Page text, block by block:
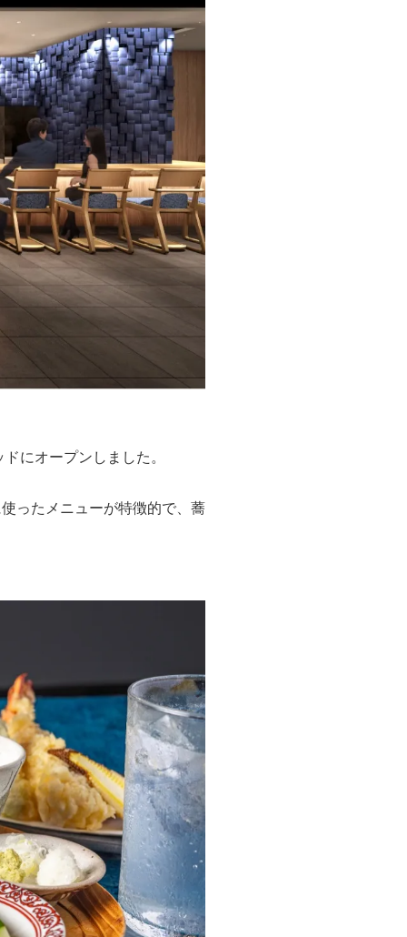
にオープンしました。
ったメニューが特徴的で、蕎